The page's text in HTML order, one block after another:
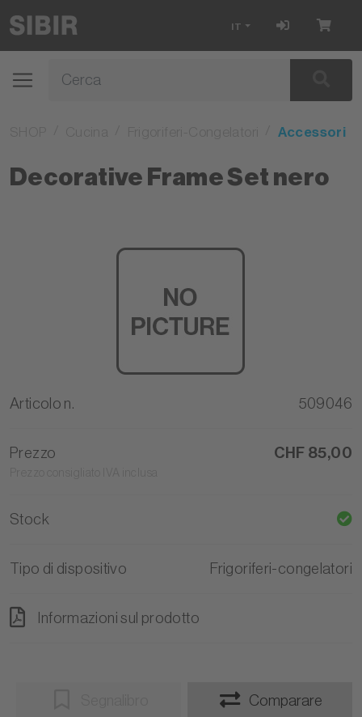
IT
Accessori
Decorative Frame Set nero
Articolo n. 509046
Prezzo CHF 85,00
Stock
Tipo di dispositivo Frigoriferi-congelatori
Informazioni sul prodotto
Comparare